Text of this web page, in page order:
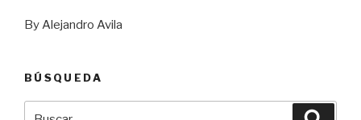
By Alejandro Avila
BÚSQUEDA